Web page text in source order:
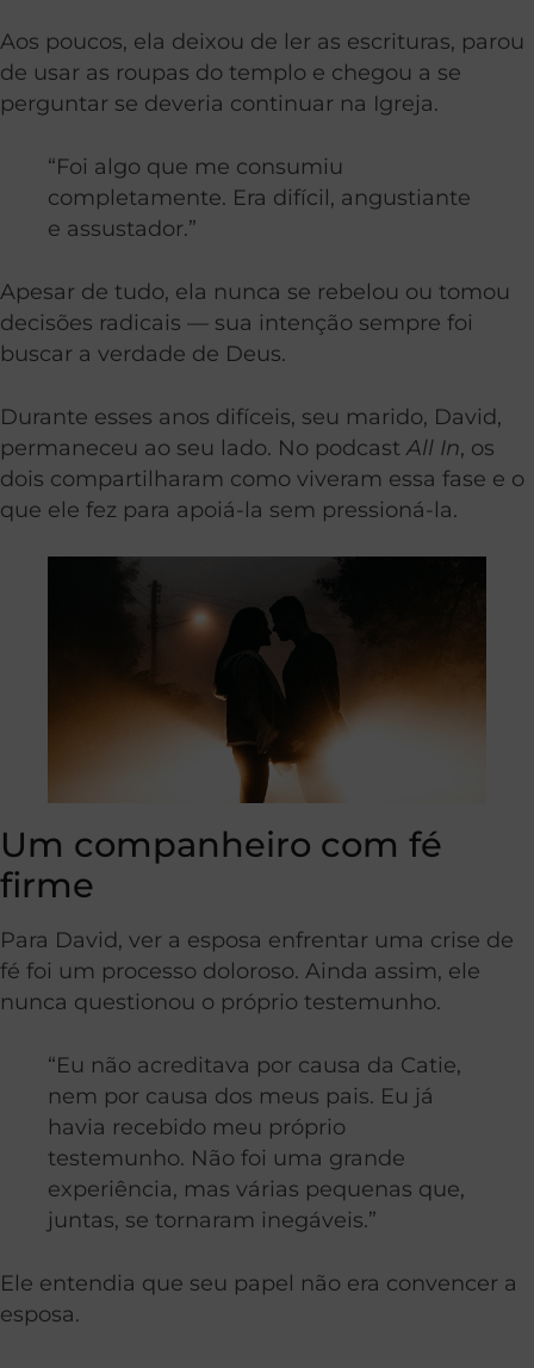
Aos poucos, ela deixou de ler as escrituras, parou
de usar as roupas do templo e chegou a se
perguntar se deveria continuar na Igreja.
“Foi algo que me consumiu
completamente. Era difícil, angustiante
e assustador.”
Apesar de tudo, ela nunca se rebelou ou tomou
decisões radicais — sua intenção sempre foi
buscar a verdade de Deus.
Durante esses anos difíceis, seu marido, David,
permaneceu ao seu lado. No podcast All In, os
dois compartilharam como viveram essa fase e o
que ele fez para apoiá-la sem pressioná-la.
Um companheiro com fé
firme
Para David, ver a esposa enfrentar uma crise de
fé foi um processo doloroso. Ainda assim, ele
nunca questionou o próprio testemunho.
“Eu não acreditava por causa da Catie,
nem por causa dos meus pais. Eu já
havia recebido meu próprio
testemunho. Não foi uma grande
experiência, mas várias pequenas que,
juntas, se tornaram inegáveis.”
Ele entendia que seu papel não era convencer a
esposa.